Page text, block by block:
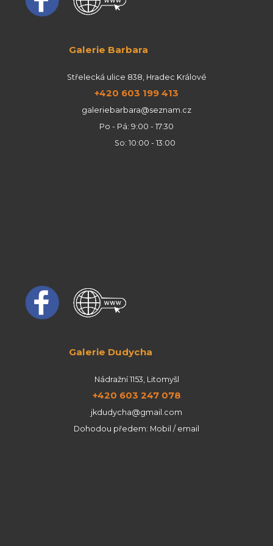
Galerie Barbara
Střelecká ulice 838, Hradec Králové
+420 603 199 413
galeriebarbara@seznam.cz
Po - Pá: 9:00 - 17:30
So: 10:00 - 13:00
Galerie Dudycha
Nádražní 1153, Litomyšl
+420 603 247 078
jkdudycha@gmail.com
Dohodou předem: Mobil / email